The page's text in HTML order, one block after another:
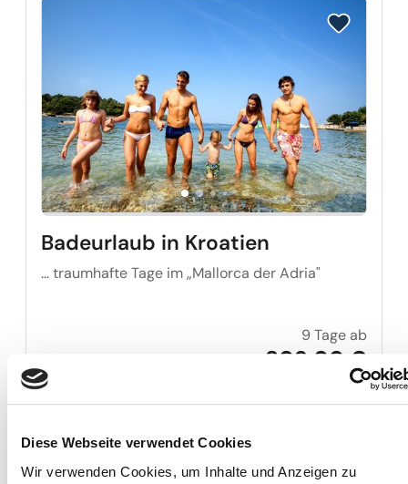
Diese Webseite verwendet Cookies
Wir verwenden Cookies, um Inhalte und Anzeigen zu
Reise auf
Badeurlaub in Kroatien
… traumhafte Tage im „Mallorca der Adria"
9 Tage ab
809,00 €